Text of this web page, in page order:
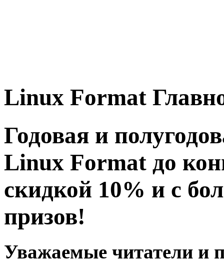
Linux Format
Годовая и
Linux Format до
скидкой 10% и с
призов!
Уважаемые читатели и